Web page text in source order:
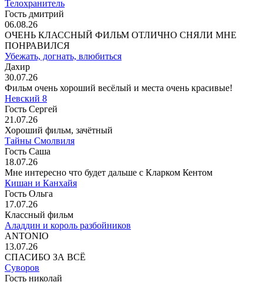
Телохранитель
Гость дмитрий
06.08.26
ОЧЕНЬ КЛАССНЫЙ ФИЛЬМ ОТЛИЧНО СНЯЛИ МНЕ
ПОНРАВИЛСЯ
Убежать, догнать, влюбиться
Дахир
30.07.26
Фильм очень хороший весёлый и места очень красивые!
Невский 8
Гость Сергей
21.07.26
Хороший фильм, зачётный
Тайны Смолвиля
Гость Саша
18.07.26
Мне интересно что будет дальше с Кларком Кентом
Кишан и Канхайя
Гость Ольга
17.07.26
Классный фильм
Аладдин и король разбойников
ANTONIO
13.07.26
СПАСИБО ЗА ВСЁ
Суворов
Гость николай